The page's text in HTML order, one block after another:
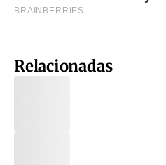
Relacionadas